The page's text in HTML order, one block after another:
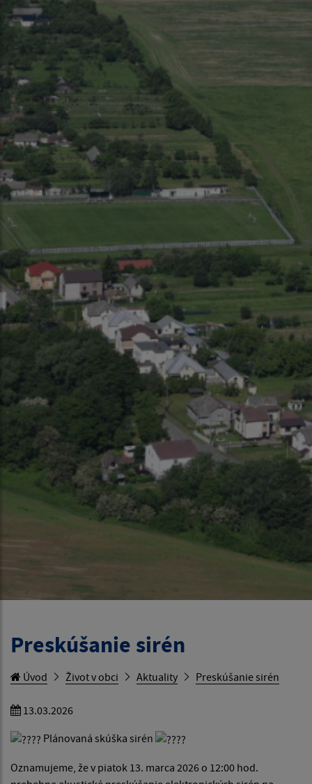
Preskúšanie sirén
Úvod Život v obci Aktuality Preskúšanie sirén
13.03.2026
Plánovaná skúška sirén
Oznamujeme, že v piatok 13. marca 2026 o 12:00 hod.